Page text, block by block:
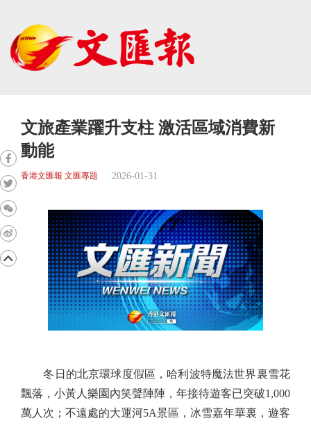
文旅產業躍升支柱 激活區域消費新
動能
香港文匯報 文匯專題 2026-01-31
冬日的北京環球度假區，哈利波特魔法世界裏雪花
飄落，小黃人樂園內笑聲陣陣，年接待遊客已突破1,000
萬人次；不遠處的大運河5A景區，冰雪嘉年華裏，遊客